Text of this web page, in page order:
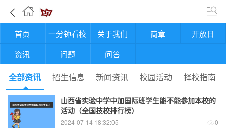
首页 一分钟看校 关于我们 简章
开放日
资讯
问题 问答
全部资讯 招生信息 新闻资讯 校园活动 择校指南
山西省实验中学中加国际班学生能不能参加本校的
活动（全国技校排行榜）
2024-07-14 18:32:05 0